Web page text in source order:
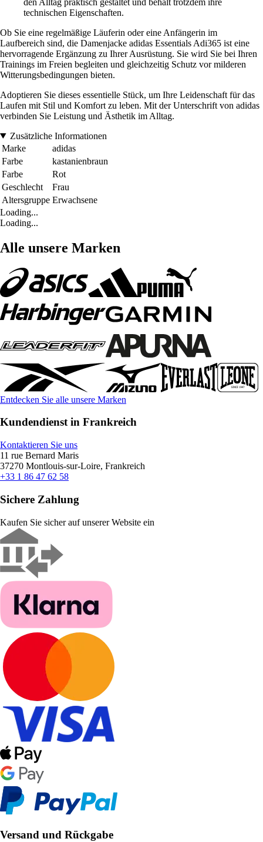
technischen Eigenschaften.
Ob Sie eine regelmäßige Läuferin oder eine Anfängerin im
Laufbereich sind, die Damenjacke adidas Essentials Adi365 ist eine
hervorragende Ergänzung zu Ihrer Ausrüstung. Sie wird Sie bei Ihren
Trainings im Freien begleiten und gleichzeitig Schutz vor milderen
Witterungsbedingungen bieten.
Adoptieren Sie dieses essentielle Stück, um Ihre Leidenschaft für das
Laufen mit Stil und Komfort zu leben. Mit der Unterschrift von adidas
verbinden Sie Leistung und Ästhetik im Alltag.
Zusätzliche Informationen
Marke
adidas
Farbe
kastanienbraun
Farbe
Rot
Geschlecht
Frau
Altersgruppe Erwachsene
Loading...
Loading...
Alle unsere Marken
Entdecken Sie alle unsere Marken
Kundendienst in Frankreich
Kontaktieren Sie uns
11 rue Bernard Maris
37270 Montlouis-sur-Loire, Frankreich
+33 1 86 47 62 58
Sichere Zahlung
Kaufen Sie sicher auf unserer Website ein
Versand und Rückgabe